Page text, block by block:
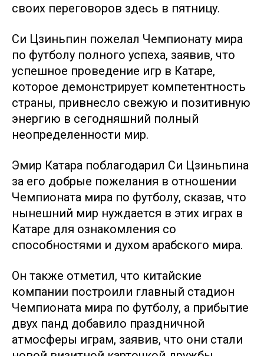
своих переговоров здесь в пятницу.
Си Цзиньпин пожелал Чемпионату мира
по футболу полного успеха, заявив, что
успешное проведение игр в Катаре,
которое демонстрирует компетентность
страны, привнесло свежую и позитивную
энергию в сегодняшний полный
неопределенности мир.
Эмир Катара поблагодарил Си Цзиньпина
за его добрые пожелания в отношении
Чемпионата мира по футболу, сказав, что
нынешний мир нуждается в этих играх в
Катаре для ознакомления со
способностями и духом арабского мира.
Он также отметил, что китайские
компании построили главный стадион
Чемпионата мира по футболу, а прибытие
двух панд добавило праздничной
атмосферы играм, заявив, что они стали